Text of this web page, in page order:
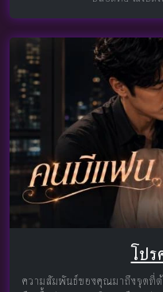
โป
ความสัมพันธ์ของคุณมาถึงจุดที่ต้